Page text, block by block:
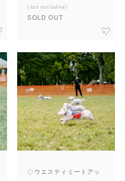
(tax included)
SOLD OUT
◇ウエスティミートアッ